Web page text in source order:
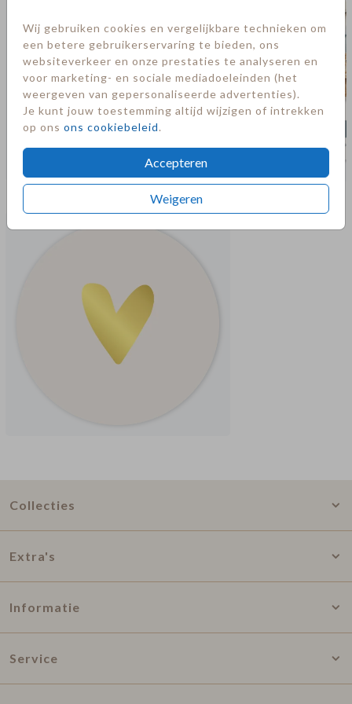
Wij gebruiken cookies en vergelijkbare technieken om
een betere gebruikerservaring te bieden, ons
websiteverkeer en onze prestaties te analyseren en
voor marketing- en sociale mediadoeleinden (het
weergeven van gepersonaliseerde advertenties).
Je kunt jouw toestemming altijd wijzigen of intrekken
op ons ons cookiebeleid.
Accepteren
Weigeren
Collecties
Extra's
Informatie
Service